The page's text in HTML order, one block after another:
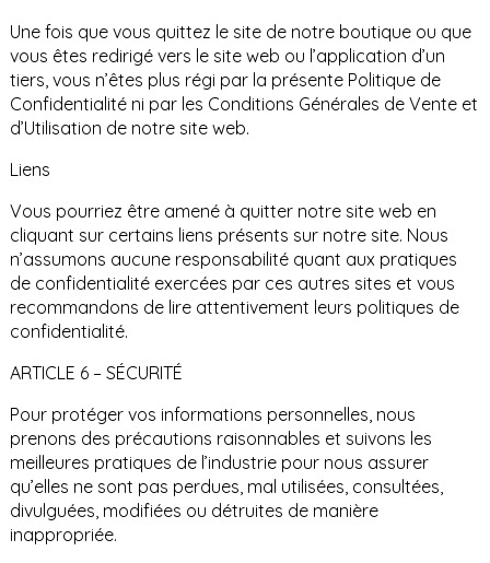
Une fois que vous quittez le site de notre boutique ou que
vous êtes redirigé vers le site web ou l’application d’un
tiers, vous n’êtes plus régi par la présente Politique de
Confidentialité ni par les Conditions Générales de Vente et
d’Utilisation de notre site web.
Liens
Vous pourriez être amené à quitter notre site web en
cliquant sur certains liens présents sur notre site. Nous
n’assumons aucune responsabilité quant aux pratiques
de confidentialité exercées par ces autres sites et vous
recommandons de lire attentivement leurs politiques de
confidentialité.
ARTICLE 6 – SÉCURITÉ
Pour protéger vos informations personnelles, nous
prenons des précautions raisonnables et suivons les
meilleures pratiques de l’industrie pour nous assurer
qu’elles ne sont pas perdues, mal utilisées, consultées,
divulguées, modifiées ou détruites de manière
inappropriée.